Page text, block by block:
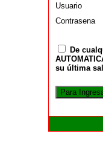
Usuario
Contrasena
De
su última